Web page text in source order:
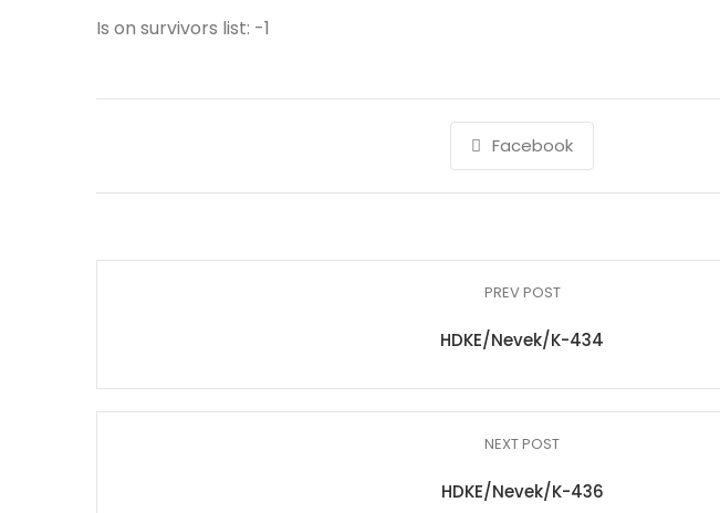
Is on survivors list: -1
Facebook
PREV POST
HDKE/Nevek/K-434
NEXT POST
HDKE/Nevek/K-436